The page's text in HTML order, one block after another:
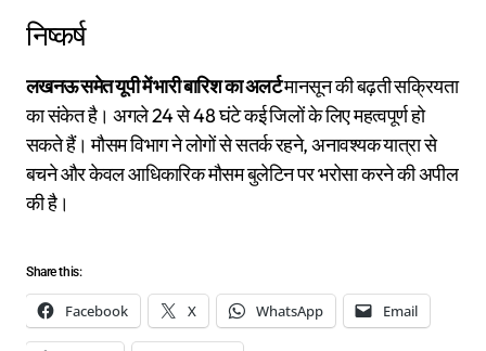
निष्कर्ष
लखनऊ समेत यूपी में भारी बारिश का अलर्टमानसून की बढ़ती सक्रियता
का संकेत है। अगले 24 से 48 घंटे कई जिलों के लिए महत्वपूर्ण हो
सकते हैं। मौसम विभाग ने लोगों से सतर्क रहने, अनावश्यक यात्रा से
बचने और केवल आधिकारिक मौसम बुलेटिन पर भरोसा करने की अपील
की है।
Share this:
Facebook X WhatsApp Email